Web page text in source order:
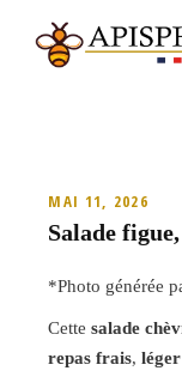
MAI 11, 2026
Salade
*Photo générée
Cettesalade
repas frais,